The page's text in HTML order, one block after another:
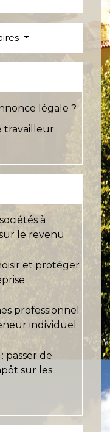
légale ?
travailleur
à
le revenu
et protéger
professionnel
individuel
passer de
sur les